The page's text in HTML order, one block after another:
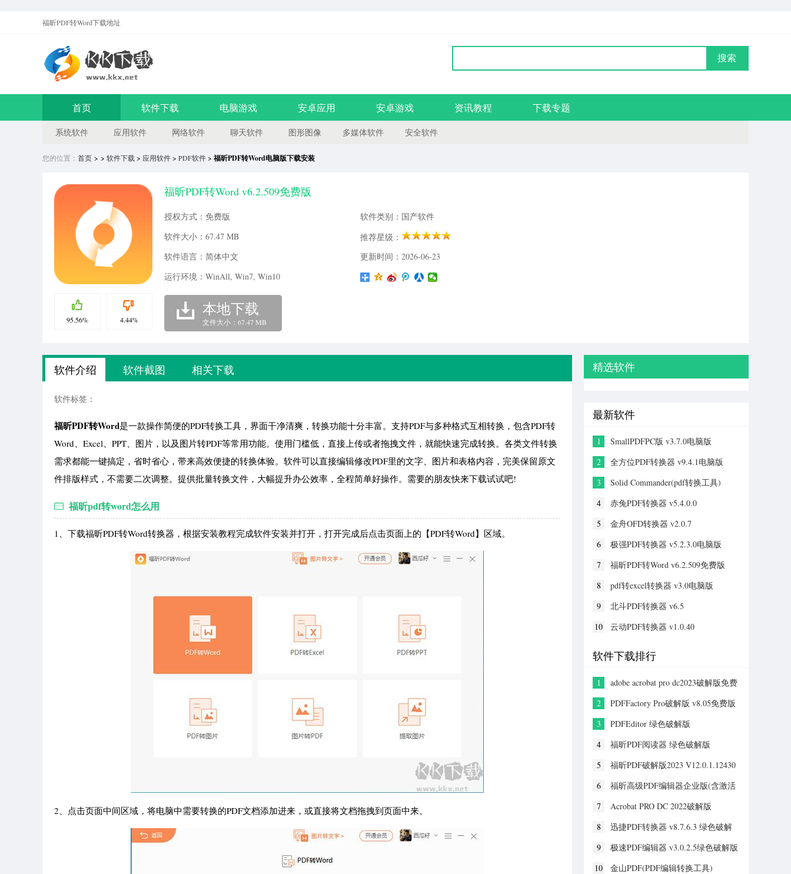
福昕PDF转Word下载地址
搜索
首页 软件下载 电脑游戏 安卓应用 安卓游戏 资讯教程 下载专题
系统软件 应用软件 网络软件 聊天软件 图形图像 多媒体软件 安全软件
您的位置： 首页 > > 软件下载 > 应用软件> PDF软件> 福昕PDF转Word电脑版下载安装
95.56% 4.44%
福昕PDF转Word v6.2.509免费版
授权方式：免费版
软件类别：国产软件
软件大小：67.47 MB
推荐星级：
软件语言：简体中文
更新时间：2026-06-23
运行环境：WinAll, Win7, Win10
本地下载
文件大小：67.47 MB
软件介绍 软件截图 相关下载
软件标签：
福昕PDF转Word是一款操作简便的PDF转换工具，界面干净清爽，转换功能十分丰富。支持PDF与多种格式互相转换，包含PDF转
Word、Excel、PPT、图片，以及图片转PDF等常用功能。使用门槛低，直接上传或者拖拽文件，就能快速完成转换。各类文件转换
需求都能一键搞定，省时省心，带来高效便捷的转换体验。软件可以直接编辑修改PDF里的文字、图片和表格内容，完美保留原文
件排版样式，不需要二次调整。提供批量转换文件，大幅提升办公效率，全程简单好操作。需要的朋友快来下载试试吧!
福昕pdf转word怎么用
1、下载福昕PDF转Word转换器，根据安装教程完成软件安装并打开，打开完成后点击页面上的【PDF转Word】区域。
2、点击页面中间区域，将电脑中需要转换的PDF文档添加进来，或直接将文档拖拽到页面中来。
精选软件
最新软件
1
SmallPDFPC版 v3.7.0电脑版
2
全方位PDF转换器 v9.4.1电脑版
3
Solid Commander(pdf转换工具)
4
赤兔PDF转换器 v5.4.0.0
5
金舟OFD转换器 v2.0.7
6
极强PDF转换器 v5.2.3.0电脑版
7
福昕PDF转Word v6.2.509免费版
8
pdf转excel转换器 v3.0电脑版
9
北斗PDF转换器 v6.5
10
云动PDF转换器 v1.0.40
软件下载排行
1
adobe acrobat pro dc2023破解版免费
2
PDFFactory Pro破解版 v8.05免费版
3
PDFEditor 绿色破解版
4
福昕PDF阅读器 绿色破解版
5
福昕PDF破解版2023 V12.0.1.12430
6
福昕高级PDF编辑器企业版(含激活
7
Acrobat PRO DC 2022破解版
8
迅捷PDF转换器 v8.7.6.3 绿色破解
9
极速PDF编辑器 v3.0.2.5绿色破解版
10
金山PDF(PDF编辑转换工具)